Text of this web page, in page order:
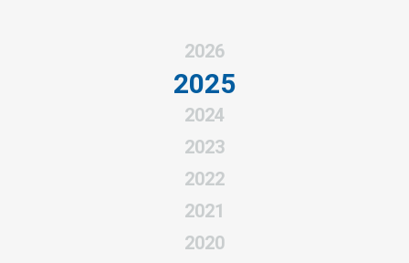
2026
2025
2024
2023
2022
2021
2020